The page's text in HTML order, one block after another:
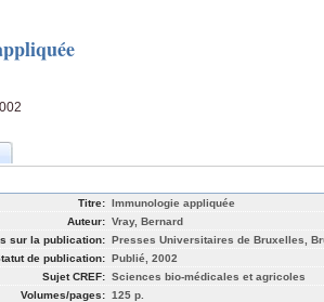
Titre: Immunologie appliquée
Auteur: Vray, Bernard
sur la publication: Presses Universitaires de Bruxelles,
de publication: Publié, 2002
Sujet CREF: Sciences bio-médicales et agricoles
Volumes/pages: 125 p.